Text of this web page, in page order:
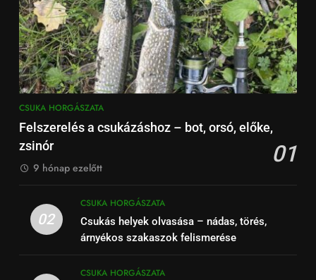
CSUKA HORGÁSZATA
Felszerelés a csukázáshoz – bot, orsó, előke,
zsinór
01
9 hónap ezelőtt
02
CSUKA HORGÁSZATA
Csukás helyek olvasása – nádas, törés,
árnyékos szakaszok felismerése
CSUKA HORGÁSZATA